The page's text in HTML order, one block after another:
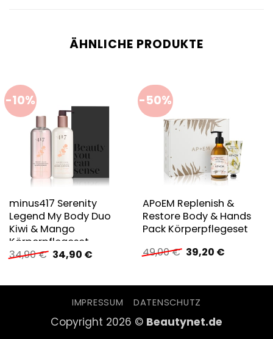
ÄHNLICHE PRODUKTE
-10%
minus417 Serenity
Legend My Body Duo
Kiwi & Mango
Körperpflegeset
34,90€ Ursprünglicher
Preis
34,90 €
34,90 €Aktueller
34,90 €.
-50%
APoEM Replenish &
Restore Body & Hands
Pack Körperpflegeset
49,00€ Ursprünglicher
Preis
39,20 €Aktueller
IMPRESSUM DATENSCHUTZ
Copyright 2026 © Beautynet.de